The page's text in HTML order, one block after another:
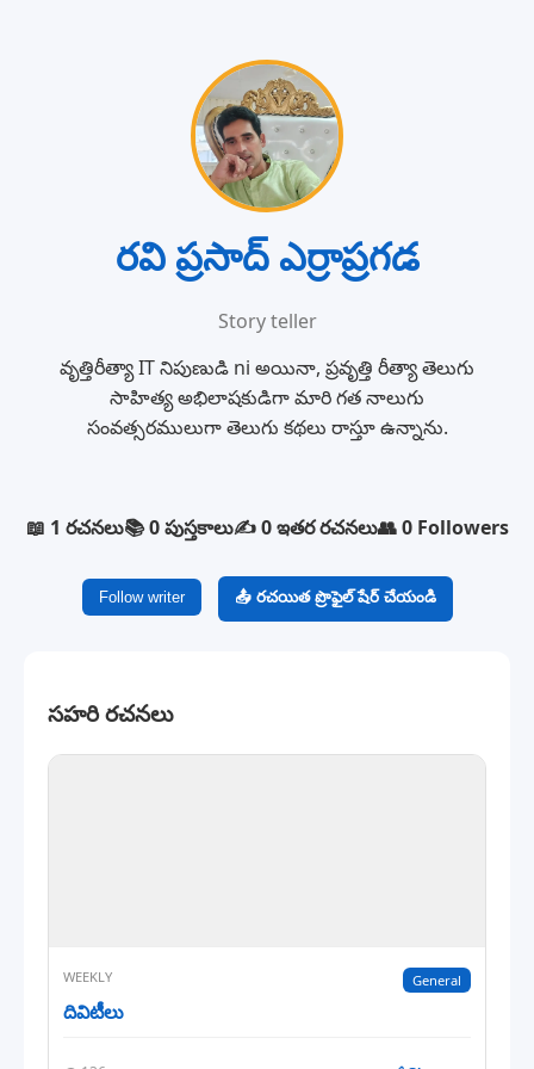
రవి ప్రసాద్ ఎర్రాప్రగడ
Story teller
వృత్తిరీత్యా IT నిపుణుడి ni అయినా, ప్రవృత్తి రీత్యా తెలుగు
సాహిత్య అభిలాషకుడిగా మారి గత నాలుగు
సంవత్సరములుగా తెలుగు కథలు రాస్తూ ఉన్నాను.
📖 1 రచనలు📚 0 పుస్తకాలు✍️ 0 ఇతర రచనలు👥 0 Followers
Follow writer 📤 రచయిత ప్రొఫైల్ షేర్ చేయండి
సహరి రచనలు
WEEKLY General
దివిటీలు